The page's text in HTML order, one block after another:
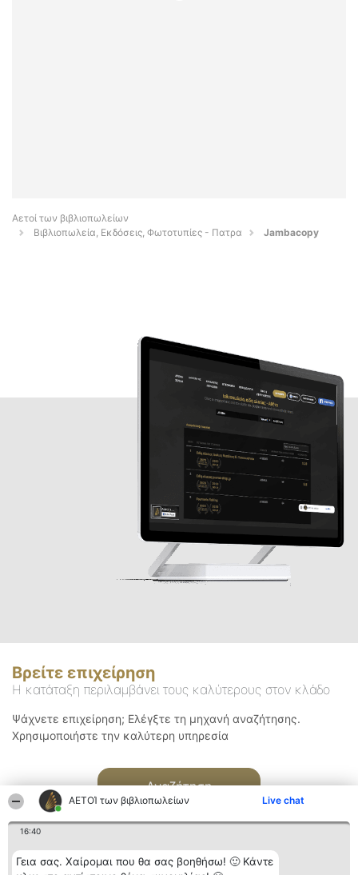
ΑΕΤΟΊ των βιβλιοπωλείων Live chat
16:40
Γεια σας. Χαίρομαι που θα σας βοηθήσω! 🙂 Κάντε
Αετοί των βιβλιοπωλείων
Βιβλιοπωλεία, Εκδόσεις, Φωτοτυπίες - Πατρα
Jambacopy
Βρείτε επιχείρηση
Η κατάταξη περιλαμβάνει τους καλύτερους στον κλάδο
Ψάχνετε επιχείρηση; Ελέγξτε τη μηχανή αναζήτησης.
Χρησιμοποιήστε την καλύτερη υπηρεσία
Αναζήτηση